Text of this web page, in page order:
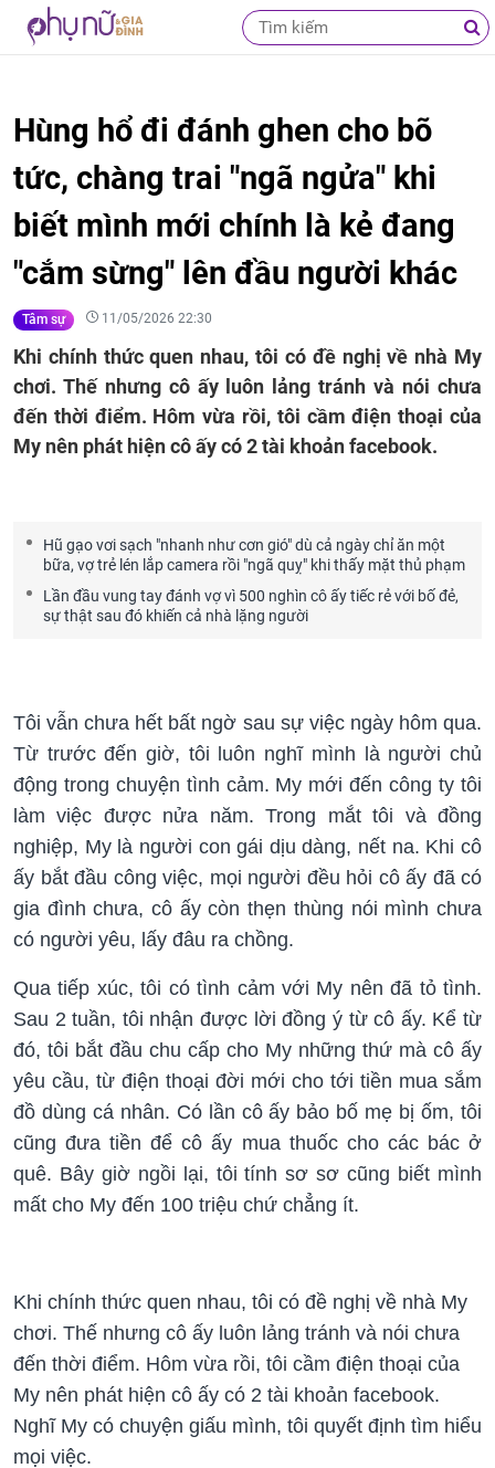
Hùng hổ đi đánh ghen cho bõ
tức, chàng trai "ngã ngửa" khi
biết mình mới chính là kẻ đang
"cắm sừng" lên đầu người khác
Tâm sự 11/05/2026 22:30
Khi chính thức quen nhau, tôi có đề nghị về nhà My
chơi. Thế nhưng cô ấy luôn lảng tránh và nói chưa
đến thời điểm. Hôm vừa rồi, tôi cầm điện thoại của
My nên phát hiện cô ấy có 2 tài khoản facebook.
Hũ gạo vơi sạch "nhanh như cơn gió" dù cả ngày chỉ ăn một
bữa, vợ trẻ lén lắp camera rồi "ngã quỵ" khi thấy mặt thủ phạm
Lần đầu vung tay đánh vợ vì 500 nghìn cô ấy tiếc rẻ với bố đẻ,
sự thật sau đó khiến cả nhà lặng người
Tôi vẫn chưa hết bất ngờ sau sự việc ngày hôm qua.
Từ trước đến giờ, tôi luôn nghĩ mình là người chủ
động trong chuyện tình cảm. My mới đến công ty tôi
làm việc được nửa năm. Trong mắt tôi và đồng
nghiệp, My là người con gái dịu dàng, nết na. Khi cô
ấy bắt đầu công việc, mọi người đều hỏi cô ấy đã có
gia đình chưa, cô ấy còn thẹn thùng nói mình chưa
có người yêu, lấy đâu ra chồng.
Qua tiếp xúc, tôi có tình cảm với My nên đã tỏ tình.
Sau 2 tuần, tôi nhận được lời đồng ý từ cô ấy. Kể từ
đó, tôi bắt đầu chu cấp cho My những thứ mà cô ấy
yêu cầu, từ điện thoại đời mới cho tới tiền mua sắm
đồ dùng cá nhân. Có lần cô ấy bảo bố mẹ bị ốm, tôi
cũng đưa tiền để cô ấy mua thuốc cho các bác ở
quê. Bây giờ ngồi lại, tôi tính sơ sơ cũng biết mình
mất cho My đến 100 triệu chứ chẳng ít.
Khi chính thức quen nhau, tôi có đề nghị về nhà My
chơi. Thế nhưng cô ấy luôn lảng tránh và nói chưa
đến thời điểm. Hôm vừa rồi, tôi cầm điện thoại của
My nên phát hiện cô ấy có 2 tài khoản facebook.
Nghĩ My có chuyện giấu mình, tôi quyết định tìm hiểu
mọi việc.